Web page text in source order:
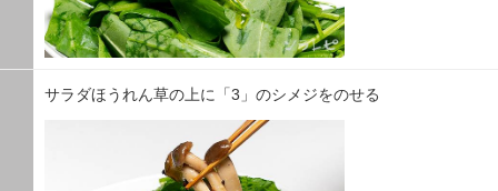
サラダほうれん草の上に「3」のシメジをのせる